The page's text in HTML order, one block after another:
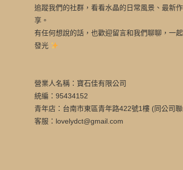
追蹤我們的社群，看看水晶的日常風景、最新
享。
有任何想說的話，也歡迎留言和我們聊聊，一
發光
營業人名稱：寶石佳有限公司
統編：95434152
青年店：台南市東區青年路422號1樓 (同公司聯
客服：lovelydct@gmail.com